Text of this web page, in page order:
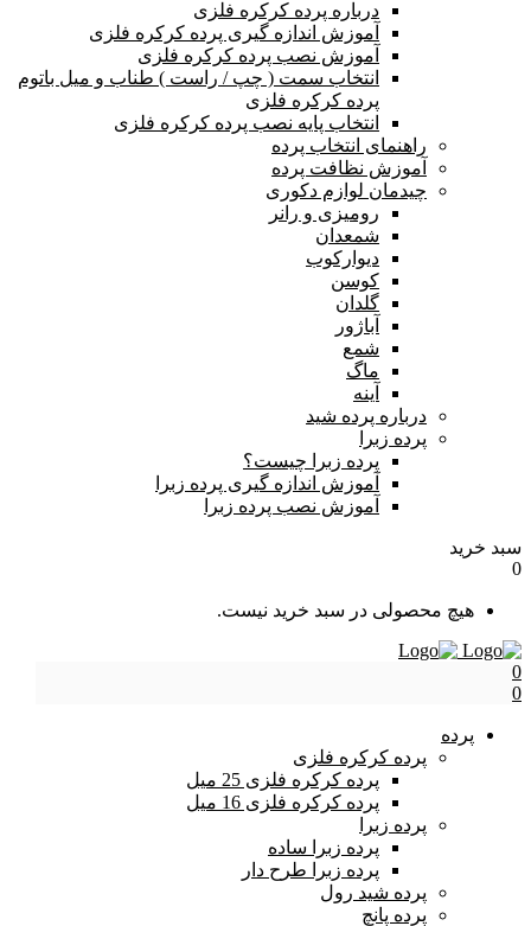
درباره پرده کرکره فلزی
آموزش اندازه گیری پرده کرکره فلزی
آموزش نصب پرده کرکره فلزی
انتخاب سمت ( چپ / راست ) طناب و میل باتوم
پرده کرکره فلزی
انتخاب پایه نصب پرده کرکره فلزی
راهنمای انتخاب پرده
آموزش نظافت پرده
چیدمان لوازم دکوری
رومیزی و رانر
شمعدان
دیوارکوب
کوسن
گلدان
آباژور
شمع
ماگ
آینه
درباره پرده شید
پرده زبرا
پرده زبرا چیست؟
آموزش اندازه گیری پرده زبرا
آموزش نصب پرده زبرا
سبد خرید
0
هیچ محصولی در سبد خرید نیست.
0
0
پرده
پرده کرکره فلزی
پرده کرکره فلزی 25 میل
پرده کرکره فلزی 16 میل
پرده زبرا
پرده زبرا ساده
پرده زبرا طرح دار
پرده شید رول
پرده پانچ